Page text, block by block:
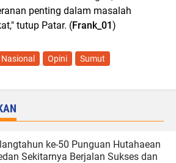
penting dalam masalah
tutup Patar. (Frank_01)
Nasional Opini Sumut
ke-50 Punguan Hutahaean
Sekitarnya Berjalan Sukses dan